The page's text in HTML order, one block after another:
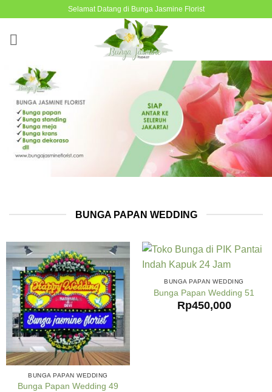
content
Selamat Datang di Bunga Jasmine Florist
BUNGA PAPAN WEDDING
BUNGA PAPAN WEDDING
Bunga Papan Wedding 49
BUNGA PAPAN WEDDING
Bunga Papan Wedding 51
Rp450,000